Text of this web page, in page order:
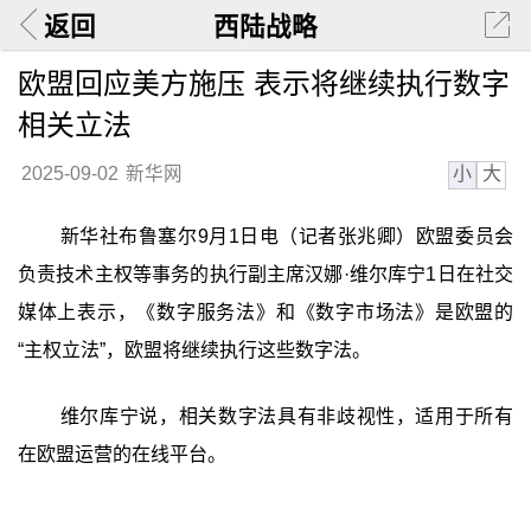
返回 西陆战略
欧盟回应美方施压 表示将继续执行数字
相关立法
2025-09-02 新华网 小 大
新华社布鲁塞尔9月1日电（记者张兆卿）欧盟委员会
负责技术主权等事务的执行副主席汉娜·维尔库宁1日在社交
媒体上表示，《数字服务法》和《数字市场法》是欧盟的
“主权立法”，欧盟将继续执行这些数字法。
维尔库宁说，相关数字法具有非歧视性，适用于所有
在欧盟运营的在线平台。